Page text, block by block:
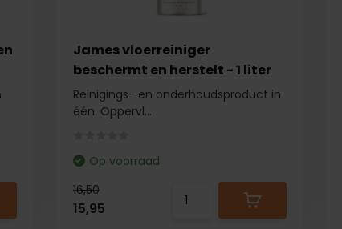
James vloerreiniger
beschermt en herstelt - 1 liter
Reinigings- en onderhoudsproduct in
één. Oppervl...
Op voorraad
16,50
15,95